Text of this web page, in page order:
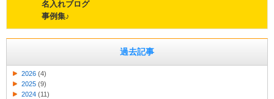
名入れブログ
事例集♪
過去記事
2026 (4)
2025 (9)
2024 (11)